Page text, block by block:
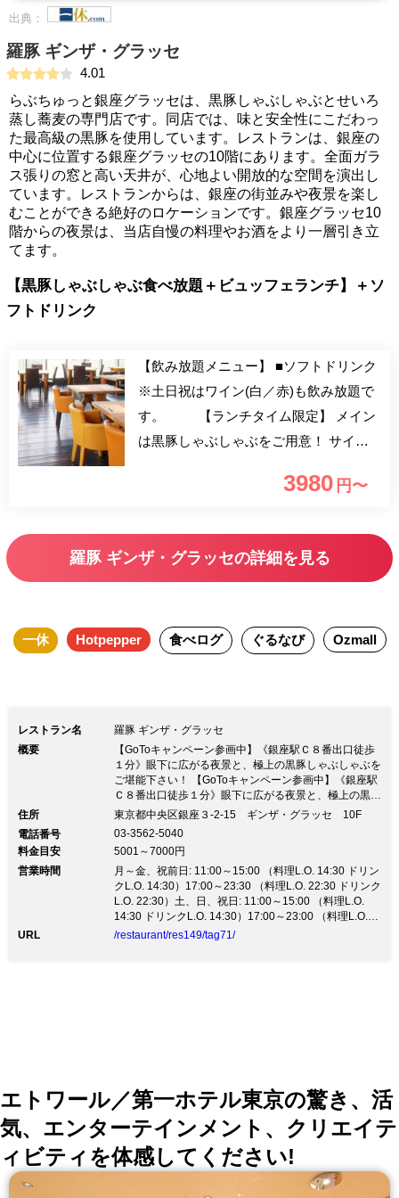
出典：
羅豚 ギンザ・グラッセ
4.01
らぶちゅっと銀座グラッセは、黒豚しゃぶしゃぶとせいろ
蒸し蕎麦の専門店です。同店では、味と安全性にこだわっ
た最高級の黒豚を使用しています。レストランは、銀座の
中心に位置する銀座グラッセの10階にあります。全面ガラ
ス張りの窓と高い天井が、心地よい開放的な空間を演出し
ています。レストランからは、銀座の街並みや夜景を楽し
むことができる絶好のロケーションです。銀座グラッセ10
階からの夜景は、当店自慢の料理やお酒をより一層引き立
てます。
【黒豚しゃぶしゃぶ食べ放題＋ビュッフェランチ】＋ソ
フトドリンク
【飲み放題メニュー】 ■ソフトドリンク
※土日祝はワイン(白／赤)も飲み放題で
す。 【ランチタイム限定】 メイン
は黒豚しゃぶしゃぶをご用意！ サイド
などをご用意しており、こちらはビュッ
捨て手袋の着用をお願い致します。 ソ
も飲み放題に！ お一人様3980円となっ
3980 円〜
羅豚 ギンザ・グラッセの詳細を見る
一休 Hotpepper 食べログ ぐるなび Ozmall
レストラン名
羅豚 ギンザ・グラッセ
概要
【GoToキャンペーン参画中】《銀座駅Ｃ８番出口徒歩
１分》眼下に広がる夜景と、極上の黒豚しゃぶしゃぶを
ご堪能下さい！ 【GoToキャンペーン参画中】《銀座駅
Ｃ８番出口徒歩１分》眼下に広がる夜景と、極上の黒豚
しゃぶしゃぶをご堪能下さい！【ウイルス対策】 全従
お迎えさせていただきます ご入店時に備え付けの消毒
用アルコールにて消毒をお願いします。 美味しさと安
全性にこだわった極上霧島黒豚を使った 「黒豚しゃぶ
しゃぶ」と「せいろ蒸し」の専門店。 ◎おすすめ 黒豚
しゃぶしゃぶ食べ放題コース実施！3320円(税別) 銀座
の中心、ギンザ・グラッセの１０F。ガラス窓と高い天
井が心地よい開放感とともに 銀座の街並みと夜景が楽
住所
東京都中央区銀座３-2-15 ギンザ・グラッセ 10F
電話番号
03-3562-5040
料金目安
5001～7000円
営業時間
月～金、祝前日: 11:00～15:00 （料理L.O. 14:30 ドリン
クL.O. 14:30）17:00～23:30 （料理L.O. 22:30 ドリンク
L.O. 22:30）土、日、祝日: 11:00～15:00 （料理L.O.
14:30 ドリンクL.O. 14:30）17:00～23:00 （料理L.O.
22:00 ドリンクL.O. 22:30）
URL /restaurant/res149/tag71/
エトワール／第一ホテル東京の驚き、活
気、エンターテインメント、クリエイテ
ィビティを体感してください!